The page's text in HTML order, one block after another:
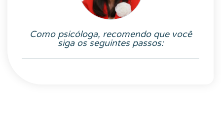
Como psicóloga, recomendo que você
siga os seguintes passos: